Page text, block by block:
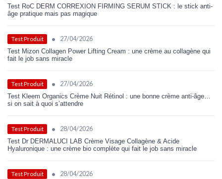
Test RoC DERM CORREXION FIRMING SERUM STICK : le stick anti-
âge pratique mais pas magique
Test Produit • 27/04/2026
Test Mizon Collagen Power Lifting Cream : une crème au collagène qui
fait le job sans miracle
Test Produit • 27/04/2026
Test Kleem Organics Crème Nuit Rétinol : une bonne crème anti-âge…
si on sait à quoi s’attendre
Test Produit • 28/04/2026
Test Dr DERMALUCI LAB Crème Visage Collagène & Acide
Hyaluronique : une crème bio complète qui fait le job sans miracle
Test Produit • 28/04/2026